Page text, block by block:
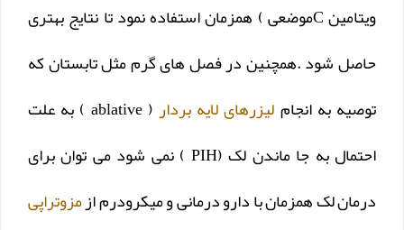
ویتامین Cموضعی ) همزمان استفاده نمود تا نتایج بهتری
حاصل شود .همچنین در فصل های گرم مثل تابستان که
توصیه به انجاملیزرهای لایه بردار
( ablative ) به علت
احتمال به جا ماندن لک (PIH ) نمی شود می توان برای
درمان لک همزمان با دارو درمانی و میکرودرم ازمزوتراپی